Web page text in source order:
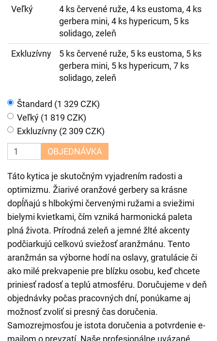
Veľký
4 ks červené ruže, 4 ks eustoma, 4 ks
gerbera mini, 4 ks hypericum, 5 ks
solidago, zeleň
Exkluzívny
5 ks červené ruže, 5 ks eustoma, 5 ks
gerbera mini, 5 ks hypericum, 7 ks
solidago, zeleň
Štandard (1 329 CZK)
Veľký (1 819 CZK)
Exkluzívny (2 309 CZK)
OBJEDNÁVKA
Táto kytica je skutočným vyjadrením radosti a
optimizmu. Žiarivé oranžové gerbery sa krásne
dopĺňajú s hlbokými červenými ružami a sviežimi
bielymi kvietkami, čím vzniká harmonická paleta
plná života. Prírodná zeleň a jemné žlté akcenty
podčiarkujú celkovú sviežosť aranžmánu. Tento
aranžmán sa výborne hodí na oslavy, gratulácie či
ako milé prekvapenie pre blízku osobu, keď chcete
priniesť radosť a teplú atmosféru. Doručujeme v deň
objednávky počas pracovných dní, ponúkame aj
možnosť zvoliť si presný čas doručenia.
Samozrejmosťou je istota doručenia a potvrdenie e-
mailom o prevzatí. Naše profesionálne uvázané